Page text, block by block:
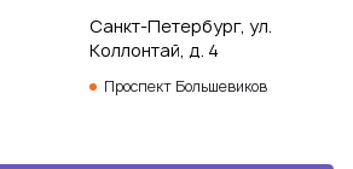
Санкт-Петербург, ул.
Коллонтай, д. 4
Проспект Большевиков